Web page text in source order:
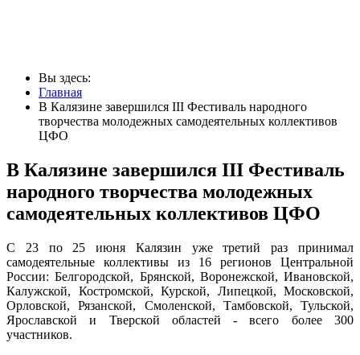
Вы здесь:
Главная
В Калязине завершился III Фестиваль народного
творчества молодежных самодеятельных коллективов
ЦФО
В Калязине завершился III Фестиваль
народного творчества молодежных
самодеятельных коллективов ЦФО
С 23 по 25 июня Калязин уже третий раз принимал
самодеятельные коллективы из 16 регионов Центральной
России: Белгородской, Брянской, Воронежской, Ивановской,
Калужской, Костромской, Курской, Липецкой, Московской,
Орловской, Рязанской, Смоленской, Тамбовской, Тульской,
Ярославской и Тверской областей - всего более 300
участников.